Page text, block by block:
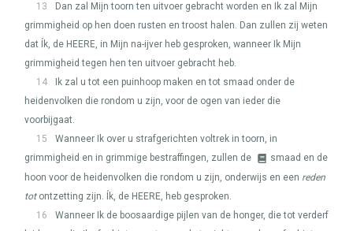
13
Dan zal Mijn toorn ten uitvoer gebracht worden en Ik zal Mijn
grimmigheid op hen doen rusten en troost halen. Dan zullen zij weten
dat Ík, de HEERE, in Mijn na-ijver heb gesproken, wanneer Ik Mijn
grimmigheid tegen hen ten uitvoer gebracht heb.
14
Ik zal u tot een puinhoop maken en tot smaad onder de
heidenvolken die rondom u zijn, voor de ogen van ieder die
voorbijgaat.
15
Wanneer Ik over u strafgerichten voltrek in toorn, in
grimmigheid en in grimmige bestraffingen, zullen de
smaad en de
hoon voor de heidenvolken die rondom u zijn, onderwijs en een reden
totontzetting zijn. Ík, de HEERE, heb gesproken.
16
Wanneer Ik de boosaardige pijlen van de honger, die tot verderf